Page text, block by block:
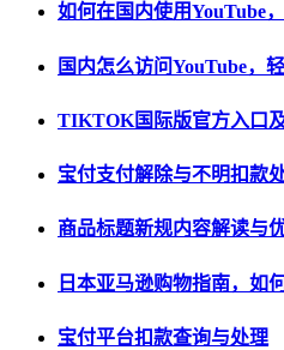
如何在国内使用YouTube
国内怎么访问YouTube，
TIKTOK国际版官方入口
宝付支付解除与不明扣款
商品标题新规内容解读与
日本亚马逊购物指南，如
宝付平台扣款查询与处理